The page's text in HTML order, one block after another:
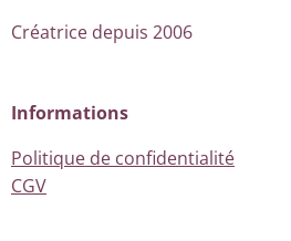
Créatrice depuis 2006
Informations
Politique de confidentialité
CGV